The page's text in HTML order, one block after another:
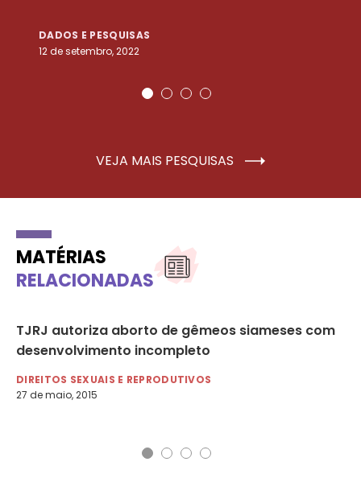
DADOS E PESQUISAS
12 de setembro, 2022
VEJA MAIS PESQUISAS
MATÉRIAS
RELACIONADAS
TJRJ autoriza aborto de gêmeos siameses com
desenvolvimento incompleto
DIREITOS SEXUAIS E REPRODUTIVOS
27 de maio, 2015